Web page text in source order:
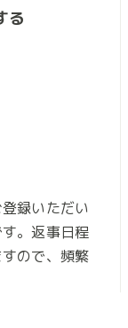
る
録いただい
。返事日程
ので、頻繁